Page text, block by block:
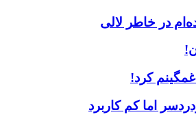
در خاطر لالی
غمگینم کرد!
اما کم کاربرد